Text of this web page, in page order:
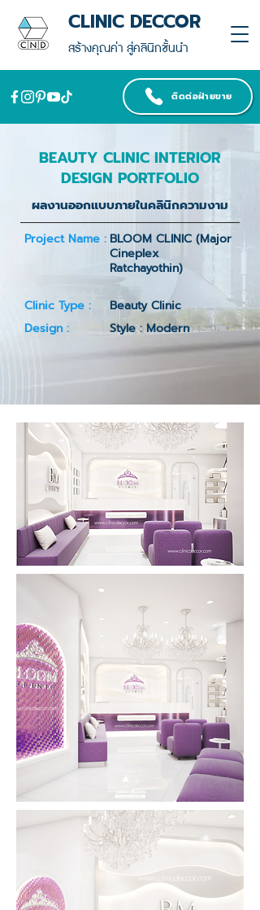
สร้างคุณค่า สู่คลินิกชั้นนำ
CLINIC DECCOR
ติดต่อฝ่ายขาย
BEAUTY CLINIC INTERIOR
DESIGN PORTFOLIO
ผลงานออกแบบภายในคลินิกความงาม
Project Name :BLOOM CLINIC (Major
Cineplex
Ratchayothin)
Clinic Type :
Beauty Clinic
Design :
Style : Modern